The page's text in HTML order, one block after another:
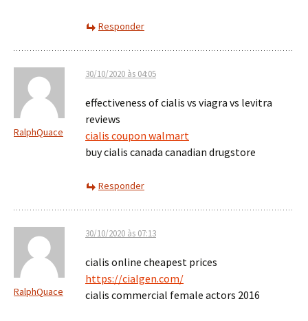
Responder
RalphQuace
30/10/2020 às 04:05
effectiveness of cialis vs viagra vs levitra
reviews
cialis coupon walmart
buy cialis canada canadian drugstore
Responder
RalphQuace
30/10/2020 às 07:13
cialis online cheapest prices
https://cialgen.com/
cialis commercial female actors 2016